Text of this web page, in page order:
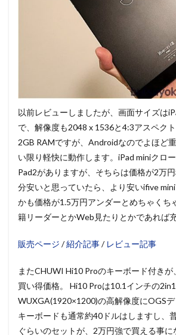
以前レビューしましたが、画面サイズは
で、解像度も2048 x 1536と4:3アスペクト
2GB RAMですが、Androidなのでよほど
い限り軽快に動作します。iPad miniクロ
Pad2がありますが、そちらは価格が2万
分安いと思っていたら、より安いifive
かも価格が1.5万円アンダーとめちゃくち
籍リーダーとかWeb見たりとかであれば
販売ページ /紹介記事/ レビュー記事
またCHUWI Hi10 Proのキーボード付き
買い得価格。 Hi10 Proは10.1インチの2in1
WUXGA(1920×1200)の高解像度にOGSデ
キーボードも通常約40ドルはしますし、
ぐらいのセットが、2万円強で買える事